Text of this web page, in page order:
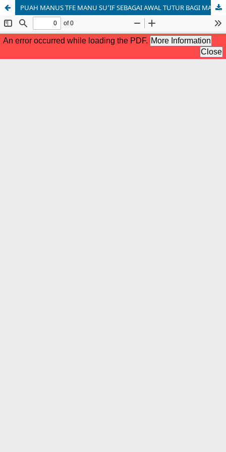
PUAH MANUS TFE MANU SU’IF SEBAGAI AWAL TUTUR BAGI MASYARAKAT ATOIN METO DALAM PENYELESAIAN KONFLIK SENGKETA TANAH (BATAS TANAH) DI DESA ATMEN, KECAMATAN INSANA BARAT, KABUPATEN TIMOR TENGAH UTARA